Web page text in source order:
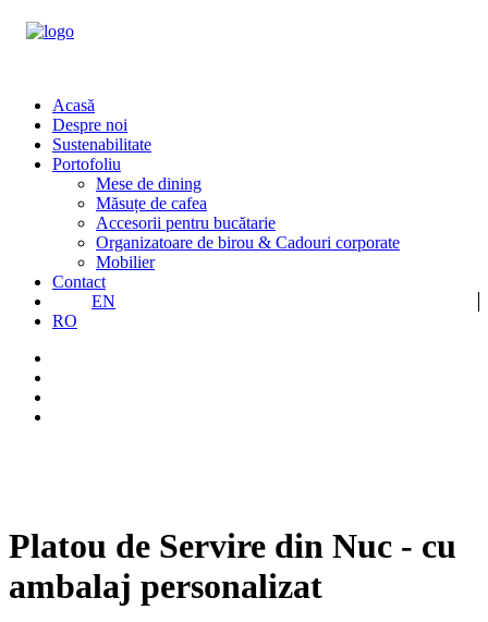
Acasă
Despre noi
Sustenabilitate
Portofoliu
Mese de dining
Măsuțe de cafea
Accesorii pentru bucătarie
Organizatoare de birou & Cadouri corporate
Mobilier
Contact
EN
RO
Platou de Servire din Nuc - cu
ambalaj personalizat